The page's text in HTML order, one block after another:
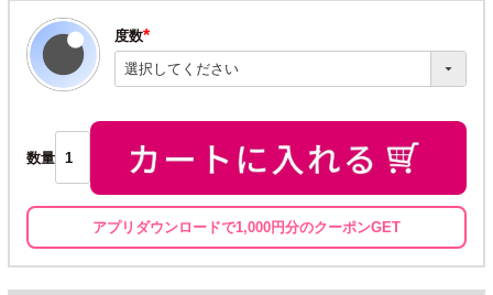
度数
(必
須)
数量
アプリダウンロードで1,000円分のクーポンGET